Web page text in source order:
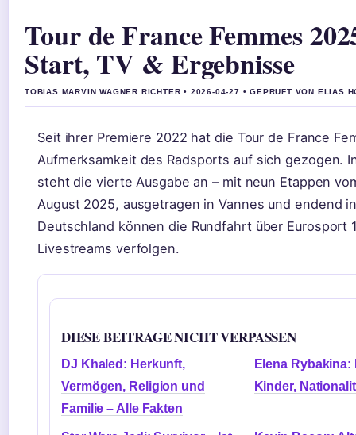
Tour de France Femmes
Start, TV & Ergebnisse
TOBIAS MARVIN WAGNER RICHTER • 2026-04-27 • GEPRUFT VON ELIAS
Seit ihrer Premiere 2022 hat die Tour de France
Aufmerksamkeit des Radsports auf sich gezogen.
steht die vierte Ausgabe an – mit neun Etappen
August 2025, ausgetragen in Vannes und endend
Deutschland können die Rundfahrt über Eurosport
Livestreams verfolgen.
DIESE BEITRAGE NICHT VERPASSEN
DJ Khaled: Herkunft,
Vermögen, Religion und
Familie – Alle Fakten
Elena
Kinder,